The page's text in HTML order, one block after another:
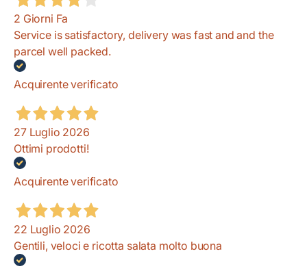
2 Giorni Fa
Service is satisfactory, delivery was fast and and the
parcel well packed.
Acquirente verificato
27 Luglio 2026
Ottimi prodotti!
Acquirente verificato
22 Luglio 2026
Gentili, veloci e ricotta salata molto buona